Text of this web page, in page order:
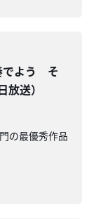
でよう そ
送）
の最優秀作品